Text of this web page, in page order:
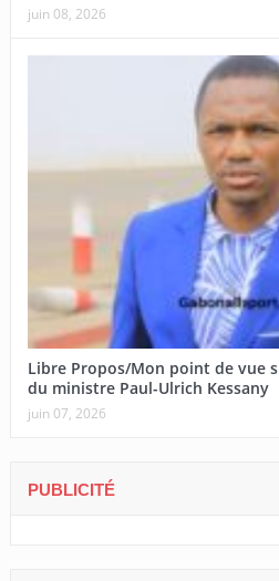
juin 08, 2026
Libre Propos/Mon point de vue
du ministre Paul-Ulrich Kessany
juin 07, 2026
PUBLICITÉ